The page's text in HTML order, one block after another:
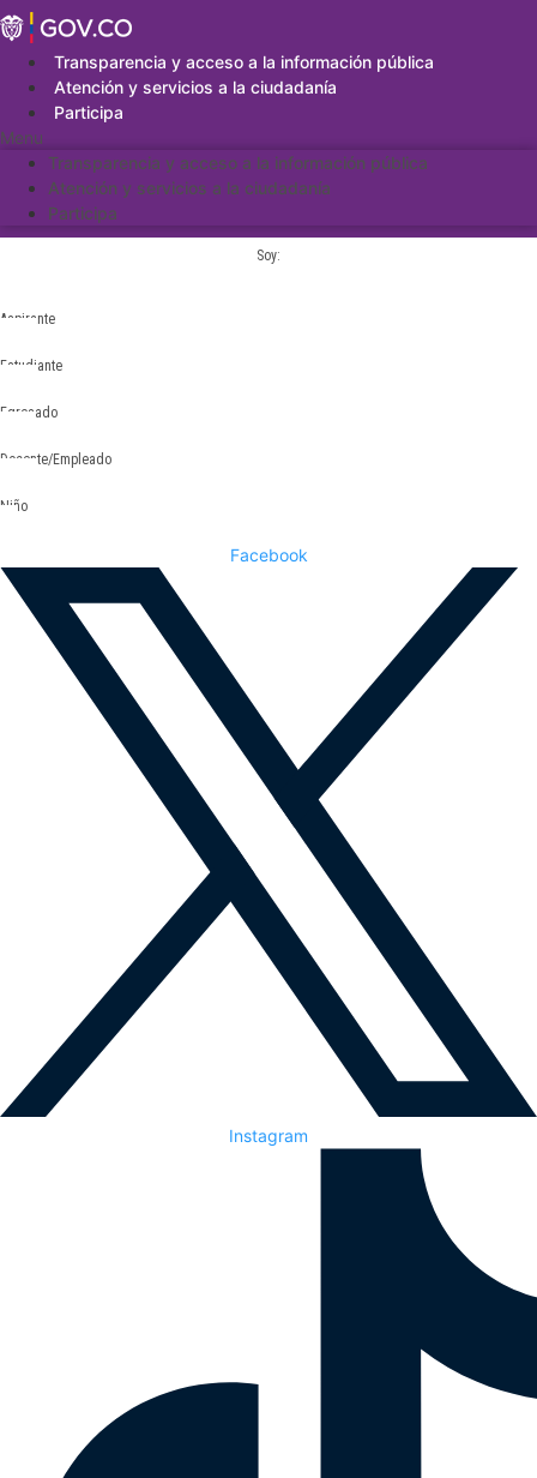
Saltar
al
contenidoTransparencia y acceso a la información pública
Atención y servicios a la ciudadanía
Participa
Menu
Transparencia y acceso a la información pública
Atención y servicios a la ciudadanía
Participa
Soy:
Aspirante
Estudiante
Egresado
Docente/Empleado
Niño
Facebook
Instagram